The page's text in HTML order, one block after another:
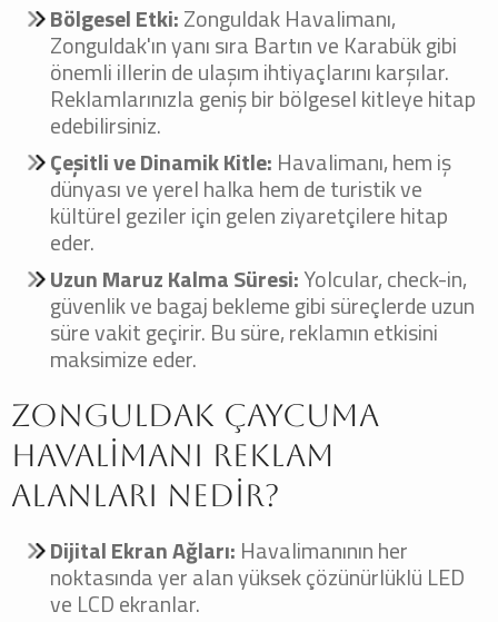
Bölgesel Etki:Zonguldak Havalimanı,
Zonguldak'ın yanı sıra Bartın ve Karabük gibi
önemli illerin de ulaşım ihtiyaçlarını karşılar.
Reklamlarınızla geniş bir bölgesel kitleye hitap
edebilirsiniz.
Çeşitli ve Dinamik Kitle: Havalimanı, hem iş
dünyası ve yerel halka hem de turistik ve
kültürel geziler için gelen ziyaretçilere hitap
eder.
Uzun Maruz Kalma Süresi:Yolcular, check-in,
güvenlik ve bagaj bekleme gibi süreçlerde uzun
süre vakit geçirir. Bu süre, reklamın etkisini
maksimize eder.
Zonguldak Çaycuma
Havalimanı Reklam
Alanları Nedir?
Dijital Ekran Ağları: Havalimanının her
noktasında yer alan yüksek çözünürlüklü LED
ve LCD ekranlar.